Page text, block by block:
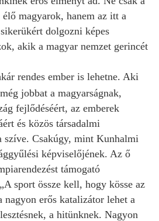
magyarok, hanem az itt a
dolgozni képes
akik a magyar nemzet gerincét
rendes ember is lehetne. Aki
jobbat a magyarságnak,
fejlődéséért, az emberek
és közös társadalmi
szíve. Csakúgy, mint Kunhalmi
képviselőjének. Az ő
támogató
sport össze kell, hogy kösse az
erős katalizátor lehet a
a hitünknek. Nagyon